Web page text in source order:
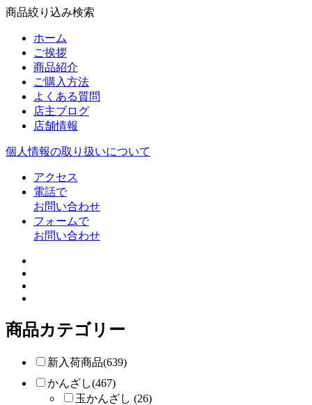
商品絞り込み検索
ホーム
ご挨拶
商品紹介
ご購入方法
よくある質問
店主ブログ
店舗情報
個人情報の取り扱いについて
アクセス
電話で
お問い合わせ
フォームで
お問い合わせ
商品カテゴリー
新入荷商品(639)
かんざし(467)
玉かんざし (26)